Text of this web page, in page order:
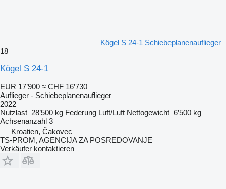
Kögel S 24-1 Schiebeplanenauflieger
18
Kögel S 24-1
EUR 17’900 ≈ CHF 16’730
Auflieger - Schiebeplanenauflieger
2022
Nutzlast 28’500 kg Federung Luft/Luft Nettogewicht 6’500 kg
Achsenanzahl 3
Kroatien, Čakovec
TS-PROM, AGENCIJA ZA POSREDOVANJE
Verkäufer kontaktieren